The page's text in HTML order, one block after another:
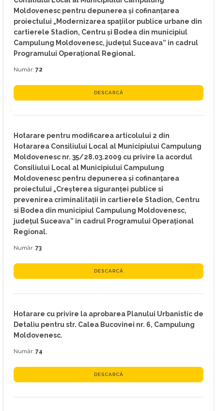
Moldovenesc pentru depunerea şi cofinanţarea
proiectului „Modernizarea spaţiilor publice urbane din
cartierele Stadion, Centru şi Bodea din municipiul
Campulung Moldovenesc, judeţul Suceava” in cadrul
Programului Operaţional Regional.
Număr: 72
DESCARCĂ
Hotarare pentru modificarea articolului 2 din
Hotararea Consiliului Local al Municipiului Campulung
Moldovenesc nr. 35/28.03.2009 cu privire la acordul
Consiliului Local al Municipiului Campulung
Moldovenesc pentru depunerea şi cofinanţarea
proiectului „Creşterea siguranţei publice si
prevenirea criminalitaţii in cartierele Stadion, Centru
si Bodea din municipiul Campulung Moldovenesc,
judeţul Suceava” in cadrul Programului Operaţional
Regional.
Număr: 73
DESCARCĂ
Hotarare cu privire la aprobarea Planului Urbanistic de
Detaliu pentru str. Calea Bucovinei nr. 6, Campulung
Moldovenesc.
Număr: 74
DESCARCĂ